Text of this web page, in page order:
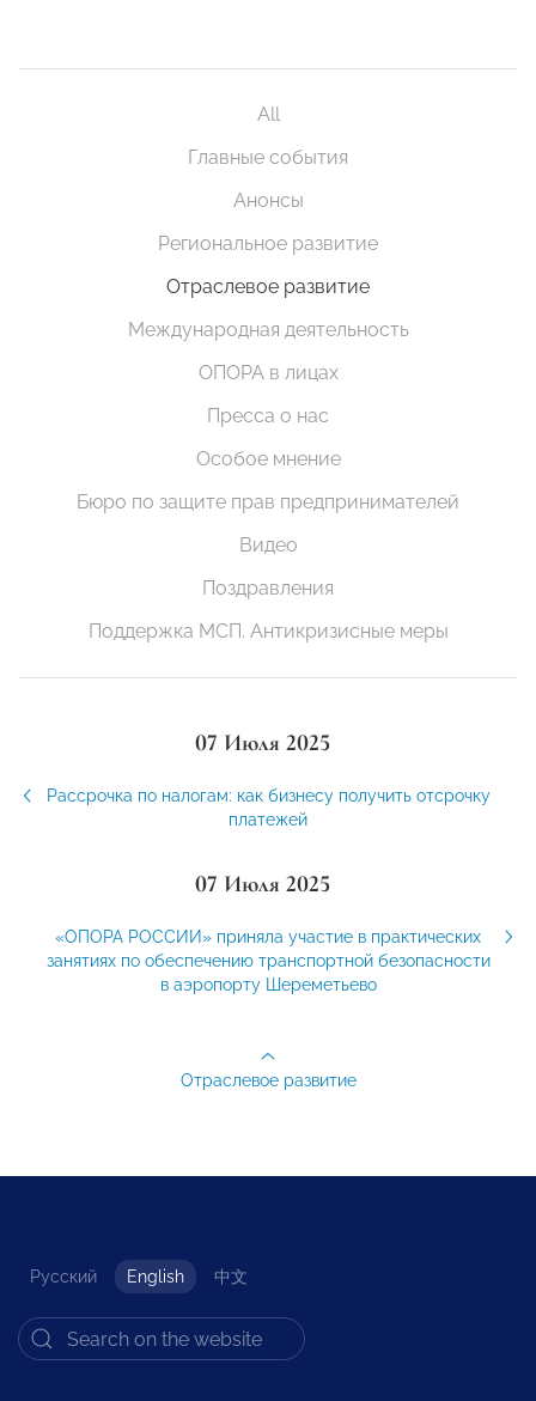
All
Главные события
Анонсы
Региональное развитие
Отраслевое развитие
Международная деятельность
ОПОРА в лицах
Пресса о нас
Особое мнение
Бюро по защите прав предпринимателей
Видео
Поздравления
Поддержка МСП. Антикризисные меры
07 Июля 2025
Рассрочка по налогам: как бизнесу получить отсрочку
платежей
07 Июля 2025
«ОПОРА РОССИИ» приняла участие в практических
занятиях по обеспечению транспортной безопасности
в аэропорту Шереметьево
Отраслевое развитие
Русский English 中文